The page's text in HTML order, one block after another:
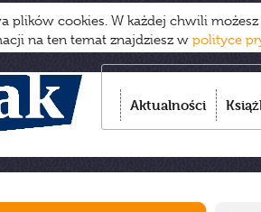
plików cookies. W każdej chwili
na ten temat znajdziesz w polityce
Aktualności